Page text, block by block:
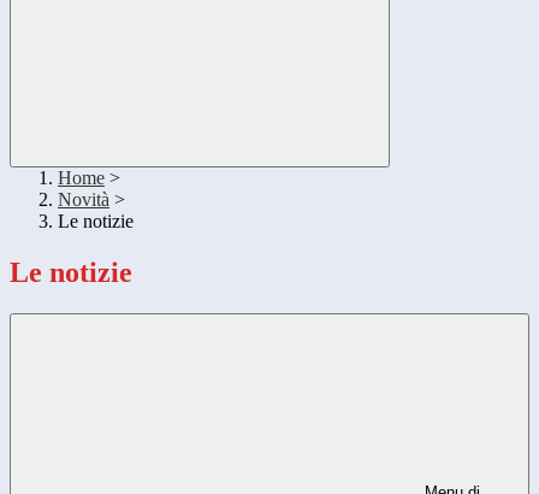
Home >
Novità >
Le notizie
Le notizie